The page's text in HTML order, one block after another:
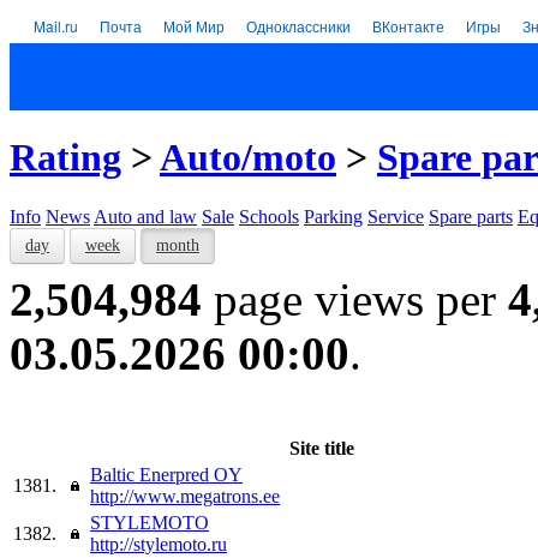
Mail.ru Почта Мой Мир Одноклассники ВКонтакте Игры
Rating >Auto/moto > Spare
Info News Auto and law Sale Schools Parking Service Spare parts
day week month
2,504,984 page views per
03.05.2026 00:00.
Site title
1381.
Baltic Enerpred OY
http://www.megatrons.ee
1382.
STYLEMOTO
http://stylemoto.ru